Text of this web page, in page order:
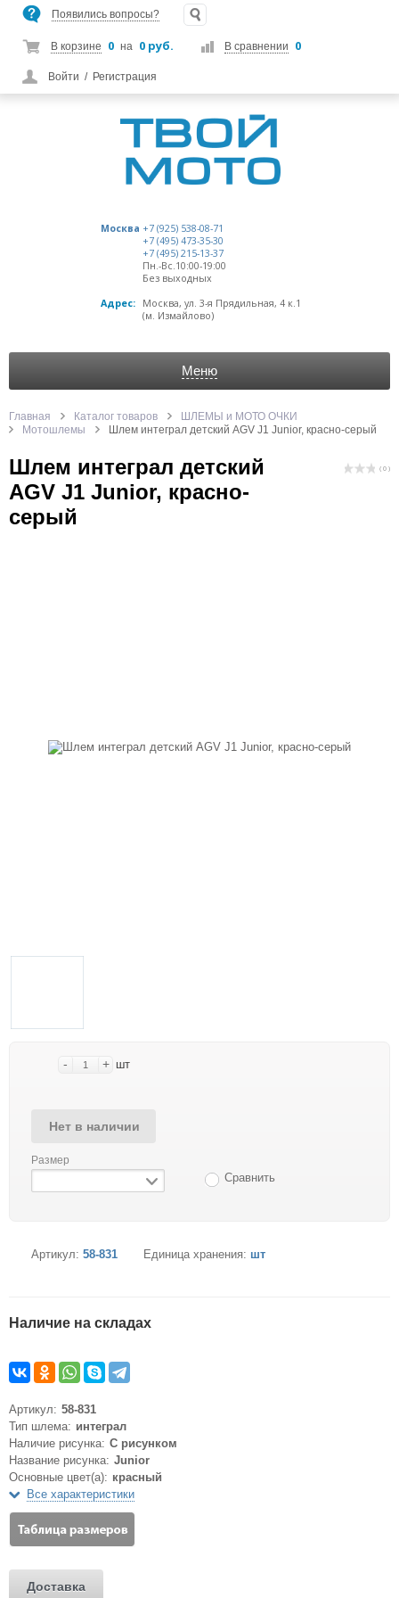
Появились вопросы?
В корзине 0 на 0 руб. В сравнении 0
Войти / Регистрация
Москва +7 (925) 538-08-71
+7 (495) 473-35-30
+7 (495) 215-13-37
Пн.-Вс.10:00-19:00
Без выходных
Адрес:
Москва, ул. 3-я Прядильная, 4 к.1
(м. Измайлово)
Меню
Главная Каталог товаров
ШЛЕМЫ и МОТО ОЧКИ
Мотошлемы
Шлем интеграл детский AGV J1 Junior, красно-серый
Шлем интеграл детский
AGV J1 Junior, красно-
серый
( 0 )
- + шт
Нет в наличии
Размер
Сравнить
Артикул: 58-831 Единица хранения: шт
Наличие на складах
Артикул: 58-831
Тип шлема: интеграл
Наличие рисунка: С рисунком
Название рисунка: Junior
Основные цвет(а): красный
Все характеристики
Доставка